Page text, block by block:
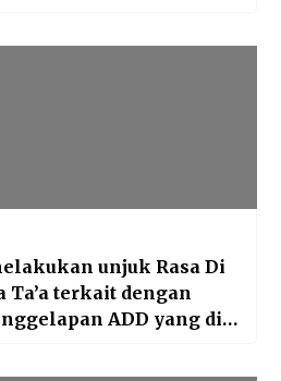
unjuk Rasa Di
Ta’a terkait dengan
ADD yang di